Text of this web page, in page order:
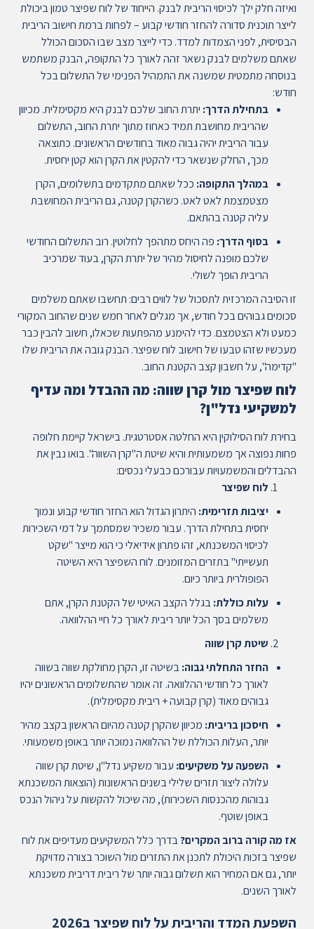
ואיזה חלק ילך לכיסוי הריבית לבנק. הייחוד של לוח שפיצר טמון ביכולת
לייצר תוכנית סדורה להחזר חודשי קבוע – לפחות ברמת חישוב הריבית
הבסיסית, לפני הצמדות למדד. כדי לייצר מצב שבו הסכום הכולל
שאתם משלמים לבנק נשאר זהה לאורך כל התקופה, הבנק משתמש
בנוסחה מתמטית שמשנה את התמהיל הפנימי של התשלום בכל
חודש:
בתחילת הדרך: יתרת החוב שלכם לבנק היא מקסימלית. מכיוון
שהריבית מחושבת תמיד כאחוז מתוך יתרת החוב, התשלום
עבור הריבית יהיה גבוה מאוד בחודשים הראשונים. כתוצאה
מכך, החלק שנשאר כדי להקטין את הקרן הוא קטן יחסית.
במהלך התקופה: ככל שאתם מתקדמים בתשלומים, הקרן
מצטמצמת לאט לאט. כשהקרן קטנה, גם הריבית המחושבת
עליה קטנה בהתאם.
בסוף הדרך: פה היחס מתהפך לחלוטין. רוב התשלום החודשי
שלכם מופנה לחיסול מהיר של יתרת הקרן, בעוד שמרכיב
הריבית הופך לשולי.
זו הסיבה המרכזית לתסכול של לווים רבים: תחשבו שאתם משלמים
סכומים גבוהים בכל חודש, אך מגלים לאחר חמש שנים שהחוב המקורי
כמעט ולא הצטמצם. כדי להימנע מהפתעות שכאלו, חשוב להבין כבר
מעכשיו שזהו טבעו של חישוב לוח שפיצר. הבנק גובה את הריבית שלו
"קדימה", על חשבון קצב הקטנת החוב.
לוח שפיצר מול קרן שווה: מה ההבדל ומה עדיף
למשקיעי נדל"ן?
בחירת לוח הסילוקין היא החלטה אסטרטגית. בישראל קיימת חלופה
פחות נפוצה אך משמעותית והיא שיטת ה"קרן השווה". בואו נבין את
ההבדלים והמשמעויות עבורכם כבעלי נכסים:
לוח שפיצר
יציבות תזרימית: היתרון הגדול הוא החזר חודשי קבוע ונמוך
יחסית בתחילת הדרך. עבור משכיר שמסתמך על דמי השכירות
לכיסוי המשכנתא, זהו פתרון אידיאלי כי הוא מייצר "שקט
תעשייתי" בתזרים המזומנים. לוח השפיצר היא השיטה
הפופולרית ביותר כיום.
עלות כוללת:בגלל הקצב האיטי של הקטנת הקרן, אתם
משלמים בסך הכל יותר ריבית לאורך כל חיי ההלוואה.
שיטת קרן שווה
החזר התחלתי גבוה:בשיטה זו, הקרן מחולקת שווה בשווה
לאורך כל חודשי ההלוואה. זה אומר שהתשלומים הראשונים יהיו
גבוהים מאוד (קרן קבועה + ריבית מקסימלית).
חיסכון בריבית: מכיוון שהקרן קטנה מהיום הראשון בקצב מהיר
יותר, העלות הכוללת של ההלוואה נמוכה יותר באופן משמעותי.
השפעה על משקיעים: עבור משקיע נדל"ן, שיטת קרן שווה
עלולה ליצור תזרים שלילי בשנים הראשונות (הוצאות המשכנתא
גבוהות מהכנסות השכירות), מה שיכול להקשות על ניהול הנכס
באופן שוטף.
אז מה קורה ברוב המקרים?בדרך כלל המשקיעים מעדיפים את לוח
שפיצר בזכות היכולת לתכנן את התזרים מול השוכר בצורה מדויקת
יותר, גם אם המחיר הוא תשלום גבוה יותר של ריבית דריבית משכנתא
לאורך השנים.
השפעת המדד והריבית על לוח שפיצר ב2026